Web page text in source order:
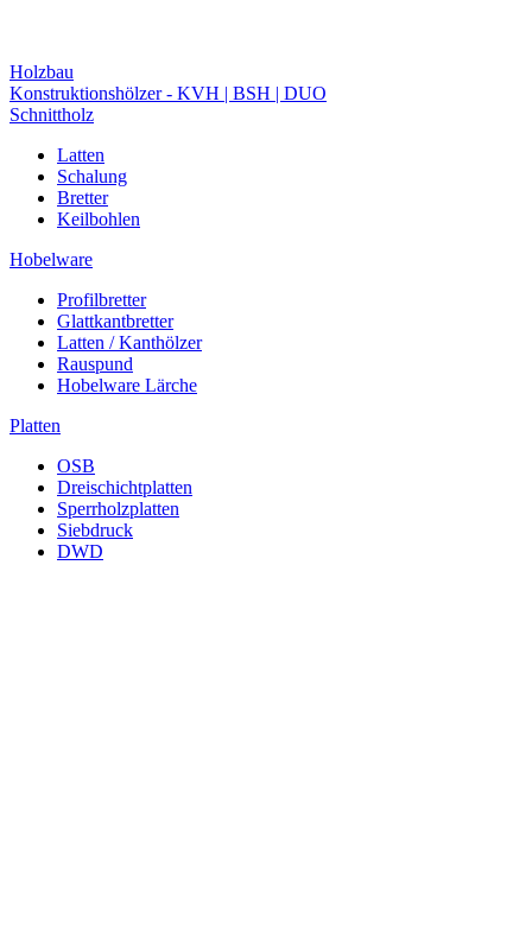
Holzbau
Konstruktionshölzer - KVH | BSH | DUO
Schnittholz
Latten
Schalung
Bretter
Keilbohlen
Hobelware
Profilbretter
Glattkantbretter
Latten / Kanthölzer
Rauspund
Hobelware Lärche
Platten
OSB
Dreischichtplatten
Sperrholzplatten
Siebdruck
DWD